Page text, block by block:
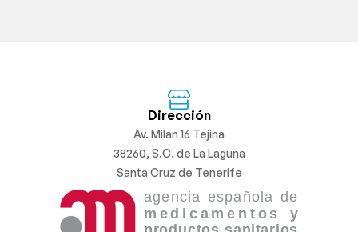
Dirección
Av. Milan 16 Tejina
38260, S.C. de La Laguna
Santa Cruz de Tenerife